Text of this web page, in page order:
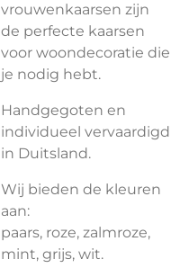
vrouwenkaarsen zijn
de perfecte kaarsen
voor woondecoratie die
je nodig hebt.
Handgegoten en
individueel vervaardigd
in Duitsland.
Wij bieden de kleuren
aan:
paars, roze, zalmroze,
mint, grijs, wit.